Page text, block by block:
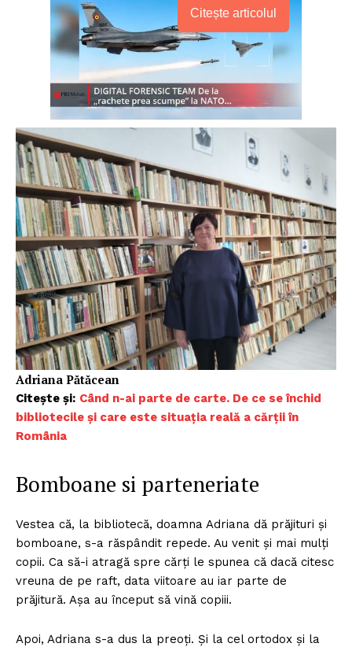
Citește articolul
Adriana Pătăcean
Citește și: Când n-ai parte de carte. De ce se închid
bibliotecile și care este situația reală a cărții în
România
Bomboane si parteneriate
Vestea că, la bibliotecă, doamna Adriana dă prăjituri și
bomboane, s-a răspândit repede. Au venit și mai mulți
copii. Ca să-i atragă spre cărți le spunea că dacă citesc
vreuna de pe raft, data viitoare au iar parte de
prăjitură. Așa au început să vină copiii.
Apoi, Adriana s-a dus la preoți. Și la cel ortodox și la